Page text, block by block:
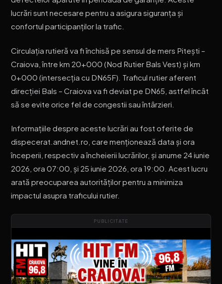
lucrări sunt necesare pentru a asigura siguranța și
confortul participanților la trafic.
Circulația rutieră va fi închisă pe sensul de mers Pitești –
Craiova, între km 20+000 (Nod Rutier Bals Vest) și km
0+000 (intersecția cu DN65F). Traficul rutier aferent
direcției Bals – Craiova va fi deviat pe DN65, astfel încât
să se evite orice fel de congestii sau întârzieri.
Informațiile despre aceste lucrări au fost oferite de
dispecerat.andnet.ro, care menționează data și ora
începerii, respectiv a încheierii lucrărilor, și anume 24 iunie
2026, ora 07:00, și 25 iunie 2026, ora 19:00. Acest lucru
arată preocuparea autorităților pentru a minimiza
impactul asupra traficului rutier.
PUBLICITATE